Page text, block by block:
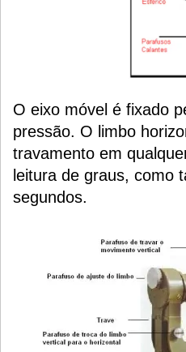
O eixo móvel é fixado
pressão. O limbo
travamento em
leitura de graus, como
segundos.